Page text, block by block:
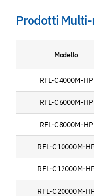
Prodotti
Modello
RFL-C4000M-HP
RFL-C6000M-HP
RFL-C8000M-HP
RFL-C10000M-HP
RFL-C12000M-HP
RFL-C20000M-HP